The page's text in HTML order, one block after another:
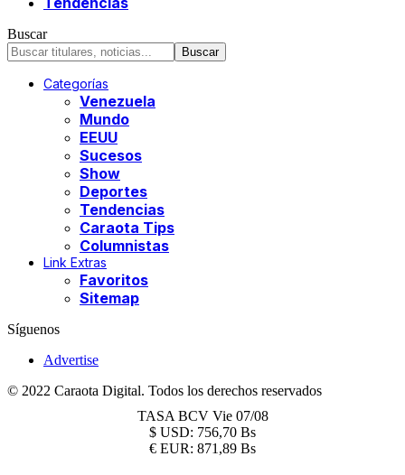
Buscar
Categorías
Venezuela
Mundo
EEUU
Sucesos
Show
Deportes
Tendencias
Caraota Tips
Columnistas
Link Extras
Favoritos
Sitemap
Síguenos
Advertise
© 2022 Caraota Digital. Todos los derechos reservados
TASA BCV Vie 07/08
$ USD: 756,70 Bs
€ EUR: 871,89 Bs